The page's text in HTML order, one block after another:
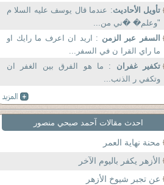
تأويل الأحاديث: عندما قال يوسف عليه السلا م
"وعلم� �ني من...
السفر عبر الزمن : اريد ان اعرف ما رايك او
ما راي القرا ن في السفر...
تكفير غفران : ما هو الفرق بين الغفر ان
وتكفي ر الذنب...
احدث مقالات آحمد صبحي منصور
محنة نهاية العمر
الأزهر يكفر باليوم الآخر
عن تجبر شيوخ الأزهر